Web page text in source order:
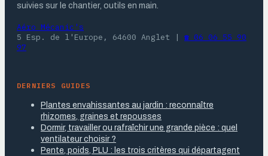
suivies sur le chantier, outils en main.
Aéro Mécanic's
5 Esp. de l'Europe, 64600 Anglet | ☎ 06 06 55 90
97
DERNIERS GUIDES
Plantes envahissantes au jardin : reconnaître
rhizomes, graines et repousses
Dormir, travailler ou rafraîchir une grande pièce : quel
ventilateur choisir ?
Pente, poids, PLU : les trois critères qui départagent